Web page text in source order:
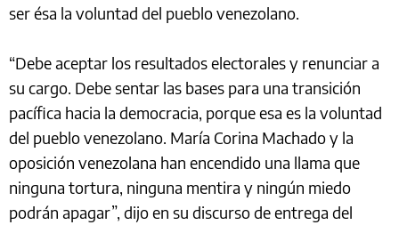
ser ésa la voluntad del pueblo venezolano.
“Debe aceptar los resultados electorales y renunciar a
su cargo. Debe sentar las bases para una transición
pacífica hacia la democracia, porque esa es la voluntad
del pueblo venezolano. María Corina Machado y la
oposición venezolana han encendido una llama que
ninguna tortura, ninguna mentira y ningún miedo
podrán apagar”, dijo en su discurso de entrega del